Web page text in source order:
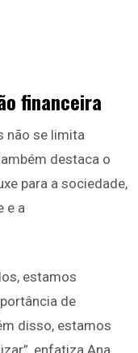
financeira
não se limita
destaca o
para a sociedade,
e a
estamos
de
disso, estamos